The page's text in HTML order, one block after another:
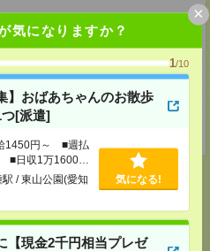
気になりますか？
1/10
】おばあちゃんのお散歩
[派遣]
1450円～ ■週払
日収1万1600円
/ 東山公園(愛知
気になる!
【現金2千円相当プレゼ
×
4階
円分をプレゼント中★
ページへ